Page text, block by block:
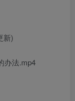
新)
办法.mp4